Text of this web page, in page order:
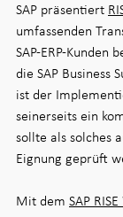
SAP präsentiert
umfassenden
SAP-ERP-Kunden
die SAP Business
ist der
seinerseits ein
sollte als solches
Eignung geprüft
Mit dem SAP